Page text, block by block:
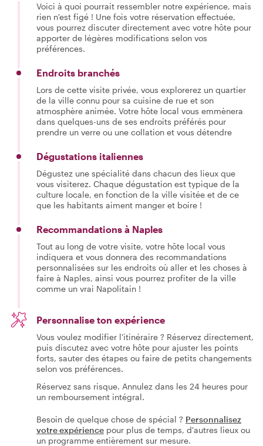
Voici à quoi pourrait ressembler notre expérience, mais
rien n'est figé ! Une fois votre réservation effectuée,
vous pourrez discuter directement avec votre hôte pour
apporter de légères modifications selon vos
préférences.
Endroits branchés
Lors de cette visite privée, vous explorerez un quartier
de la ville connu pour sa cuisine de rue et son
atmosphère animée. Votre hôte local vous emmènera
dans quelques-uns de ses endroits préférés pour
prendre un verre ou une collation et vous détendre
Dégustations italiennes
Dégustez une spécialité dans chacun des lieux que
vous visiterez. Chaque dégustation est typique de la
culture locale, en fonction de la ville visitée et de ce
que les habitants aiment manger et boire !
Recommandations à Naples
Tout au long de votre visite, votre hôte local vous
indiquera et vous donnera des recommandations
personnalisées sur les endroits où aller et les choses à
faire à Naples, ainsi vous pourrez profiter de la ville
comme un vrai Napolitain !
Personnalise ton expérience
Vous voulez modifier l'itinéraire ? Réservez directement,
puis discutez avec votre hôte pour ajuster les points
forts, sauter des étapes ou faire de petits changements
selon vos préférences.
Réservez sans risque. Annulez dans les 24 heures pour
un remboursement intégral.
Besoin de quelque chose de spécial ? Personnalisez
votre expérience pour plus de temps, d'autres lieux ou
un programme entièrement sur mesure.